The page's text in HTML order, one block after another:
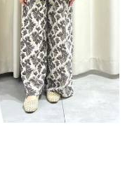
トランフロア
22:00